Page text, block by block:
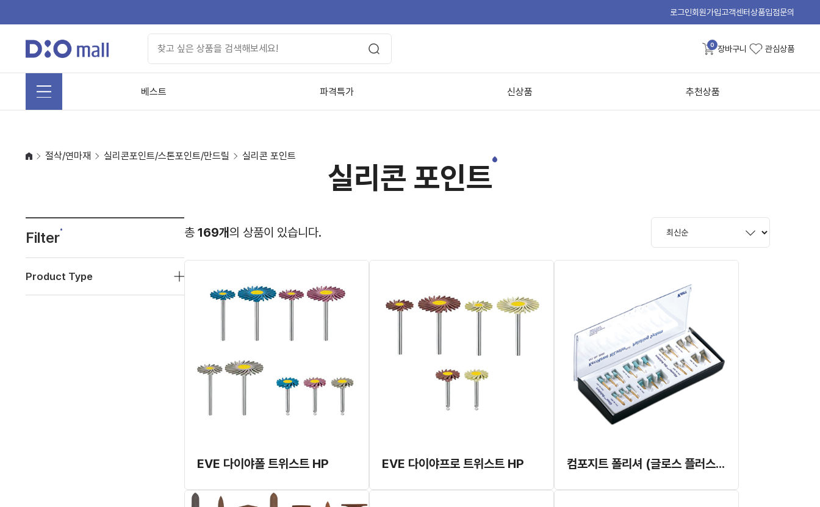
로그인회원가입고객센터상품입점문의
0 장바구니 관심상품
베스트 파격특가 신상품 추천상품
절삭/연마재 실리콘포인트/스톤포인트/만드릴 실리콘 포인트
실리콘 포인트
Filter
Product Type
총 169개의 상품이 있습니다.
EVE 다이야폴 트위스트 HP EVE 다이야프로 트위스트 HP 컴포지트 폴리셔 (글로스 플러스, 하이러스터 플러스)